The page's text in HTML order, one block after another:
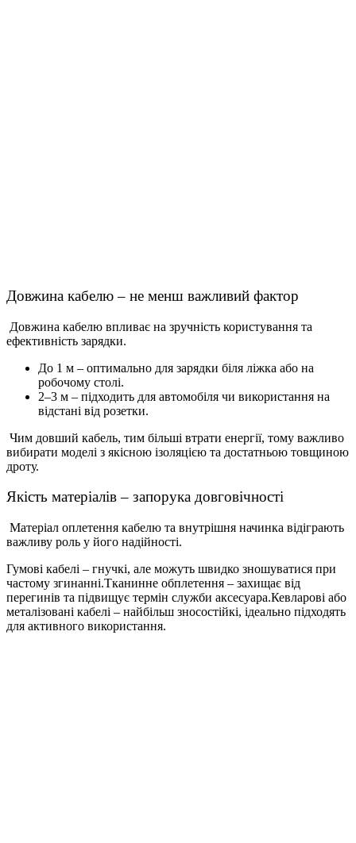
Довжина кабелю – не менш важливий фактор
Довжина кабелю впливає на зручність користування та
ефективність зарядки.
До 1 м – оптимально для зарядки біля ліжка або на
робочому столі.
2–3 м – підходить для автомобіля чи використання на
відстані від розетки.
Чим довший кабель, тим більші втрати енергії, тому важливо
вибирати моделі з якісною ізоляцією та достатньою товщиною
дроту.
Якість матеріалів – запорука довговічності
Матеріал оплетення кабелю та внутрішня начинка відіграють
важливу роль у його надійності.
Гумові кабелі – гнучкі, але можуть швидко зношуватися при
частому згинанні.Тканинне обплетення – захищає від
перегинів та підвищує термін служби аксесуара.Кевларові або
металізовані кабелі – найбільш зносостійкі, ідеально підходять
для активного використання.